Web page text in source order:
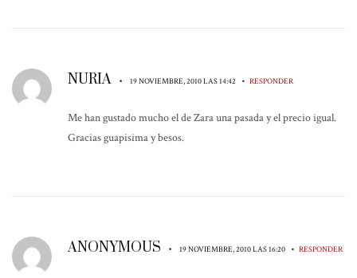
NURIA • 19 NOVIEMBRE, 2010 LAS 14:42 • RESPONDER
Me han gustado mucho el de Zara una pasada y el precio igual.
Gracias guapisima y besos.
ANONYMOUS • 19 NOVIEMBRE, 2010 LAS 16:20 • RESPONDER